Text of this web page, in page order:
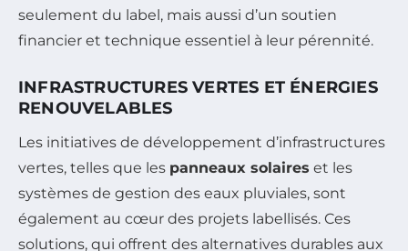
seulement du label, mais aussi d’un soutien
financier et technique essentiel à leur pérennité.
INFRASTRUCTURES VERTES ET ÉNERGIES
RENOUVELABLES
Les initiatives de développement d’infrastructures
vertes, telles que les panneaux solaires et les
systèmes de gestion des eaux pluviales, sont
également au cœur des projets labellisés. Ces
solutions, qui offrent des alternatives durables aux